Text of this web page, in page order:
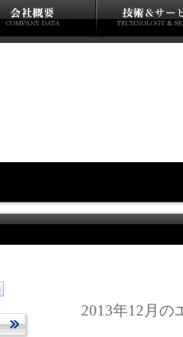
2013年12月の